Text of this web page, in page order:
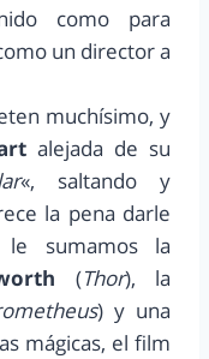
como para
un director a
muchísimo, y
alejada de su
«, saltando y
la pena darle
sumamos la
(Thor), la
) y una
mágicas, el film